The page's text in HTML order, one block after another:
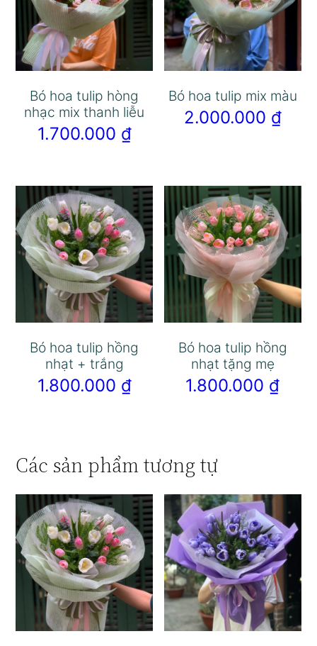
Bó hoa tulip hòng
nhạc mix thanh liễu
1.700.000 ₫
Bó hoa tulip mix màu
2.000.000 ₫
Bó hoa tulip hồng
nhạt + trắng
1.800.000 ₫
Bó hoa tulip hồng
nhạt tặng mẹ
1.800.000 ₫
Các sản phẩm tương tự